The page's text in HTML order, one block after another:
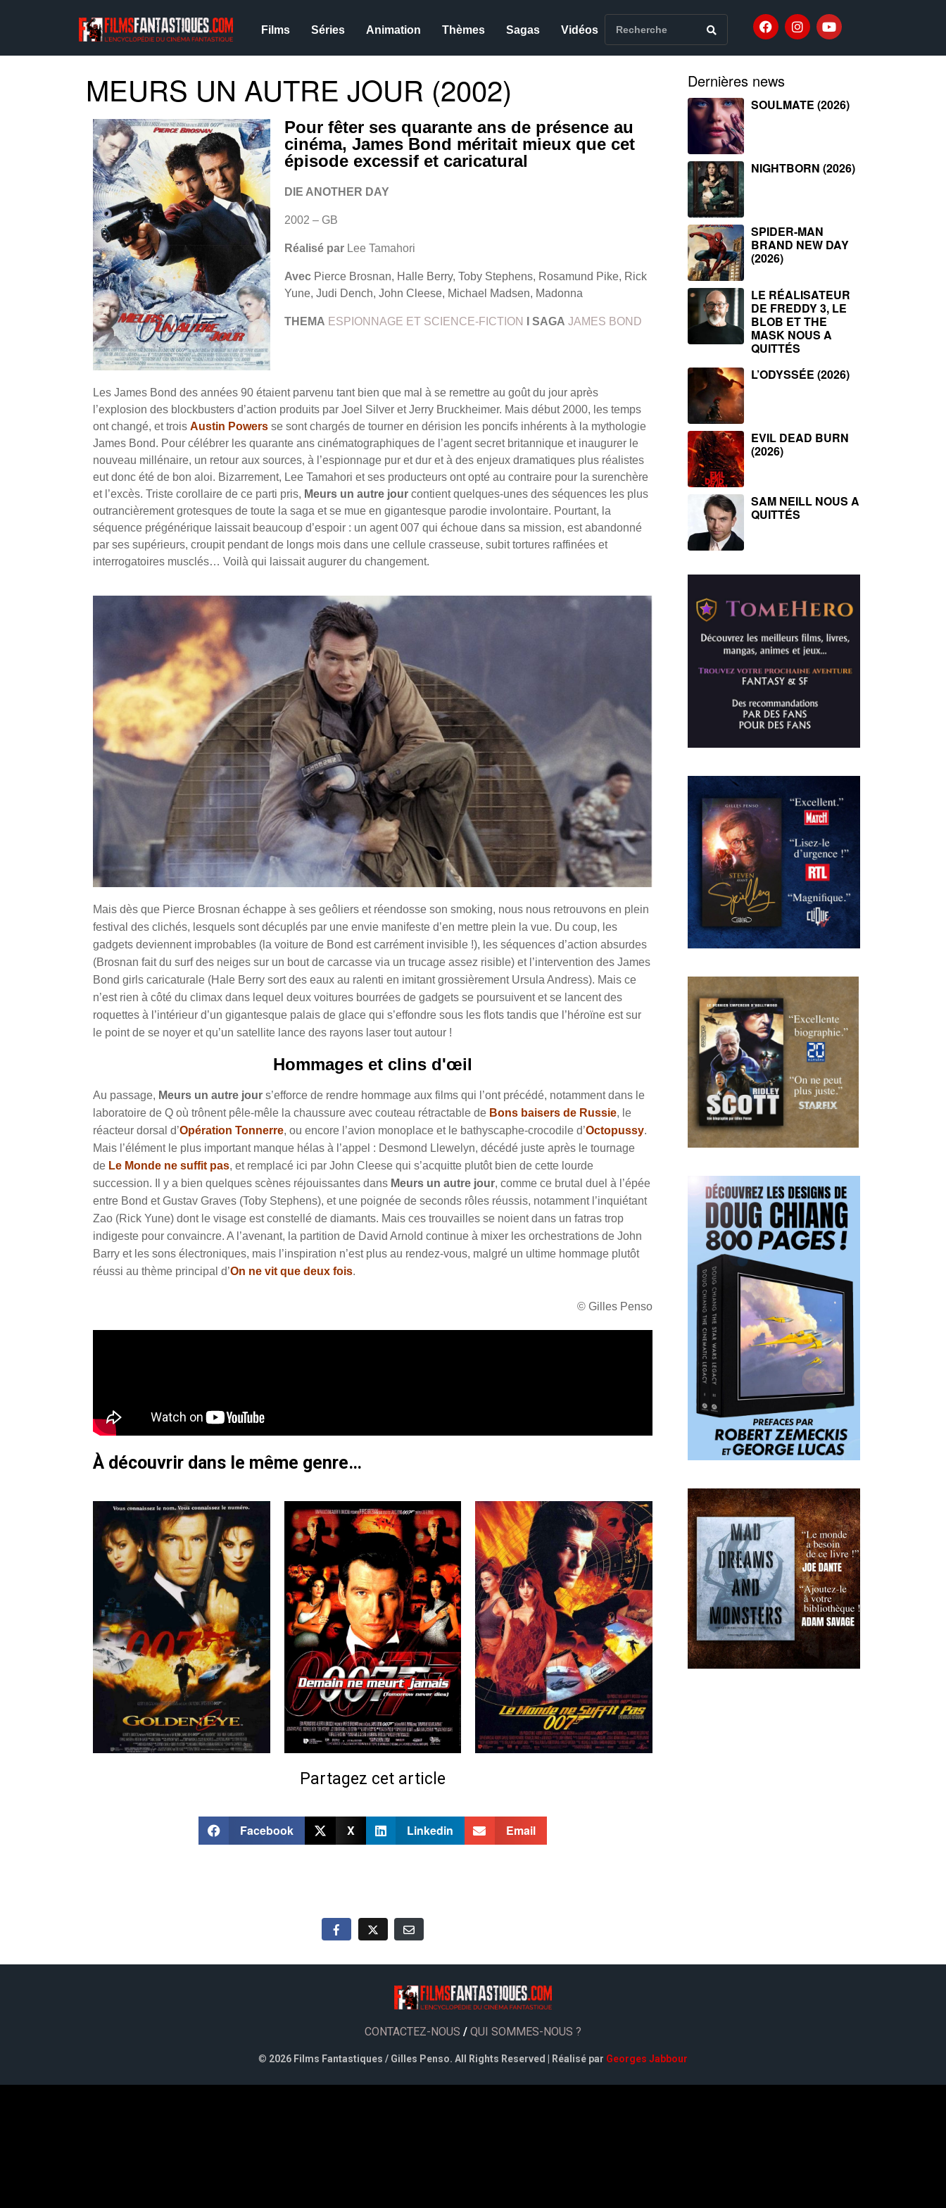
Films Séries Animation Thèmes Sagas Vidéos
MEURS UN AUTRE JOUR (2002)
Pour fêter ses quarante ans de présence au
cinéma, James Bond méritait mieux que cet
épisode excessif et caricatural
DIE ANOTHER DAY
2002 – GB
Réalisé par Lee Tamahori
Avec Pierce Brosnan, Halle Berry, Toby Stephens, Rosamund Pike, Rick
Yune, Judi Dench, John Cleese, Michael Madsen, Madonna
THEMA ESPIONNAGE ET SCIENCE-FICTION SAGA JAMES BOND
Les James Bond des années 90 étaient parvenu tant bien que mal à se remettre au goût du jour après
l’explosion des blockbusters d’action produits par Joel Silver et Jerry Bruckheimer. Mais début 2000, les temps
ont changé, et trois Austin Powers se sont chargés de tourner en dérision les poncifs inhérents à la mythologie
James Bond. Pour célébrer les quarante ans cinématographiques de l’agent secret britannique et inaugurer le
nouveau millénaire, un retour aux sources, à l’espionnage pur et dur et à des enjeux dramatiques plus réalistes
eut donc été de bon aloi. Bizarrement, Lee Tamahori et ses producteurs ont opté au contraire pour la surenchère
et l’excès. Triste corollaire de ce parti pris, Meurs un autre jour contient quelques-unes des séquences les plus
outrancièrement grotesques de toute la saga et se mue en gigantesque parodie involontaire. Pourtant, la
séquence prégénérique laissait beaucoup d’espoir : un agent 007 qui échoue dans sa mission, est abandonné
par ses supérieurs, croupit pendant de longs mois dans une cellule crasseuse, subit tortures raffinées et
interrogatoires musclés… Voilà qui laissait augurer du changement.
Mais dès que Pierce Brosnan échappe à ses geôliers et réendosse son smoking, nous nous retrouvons en plein
festival des clichés, lesquels sont décuplés par une envie manifeste d’en mettre plein la vue. Du coup, les
gadgets deviennent improbables (la voiture de Bond est carrément invisible !), les séquences d’action absurdes
(Brosnan fait du surf des neiges sur un bout de carcasse via un trucage assez risible) et l’intervention des James
Bond girls caricaturale (Hale Berry sort des eaux au ralenti en imitant grossièrement Ursula Andress). Mais ce
n’est rien à côté du climax dans lequel deux voitures bourrées de gadgets se poursuivent et se lancent des
roquettes à l’intérieur d’un gigantesque palais de glace qui s’effondre sous les flots tandis que l’héroïne est sur
le point de se noyer et qu’un satellite lance des rayons laser tout autour !
Hommages et clins d'œil
Au passage, Meurs un autre jour s’efforce de rendre hommage aux films qui l’ont précédé, notamment dans le
laboratoire de Q où trônent pêle-mêle la chaussure avec couteau rétractable de Bons baisers de Russie, le
réacteur dorsal d’Opération Tonnerre, ou encore l’avion monoplace et le bathyscaphe-crocodile d’Octopussy.
Mais l’élément le plus important manque hélas à l’appel : Desmond Llewelyn, décédé juste après le tournage
de Le Monde ne suffit pas, et remplacé ici par John Cleese qui s’acquitte plutôt bien de cette lourde
succession. Il y a bien quelques scènes réjouissantes dans Meurs un autre jour, comme ce brutal duel à l’épée
entre Bond et Gustav Graves (Toby Stephens), et une poignée de seconds rôles réussis, notamment l’inquiétant
Zao (Rick Yune) dont le visage est constellé de diamants. Mais ces trouvailles se noient dans un fatras trop
indigeste pour convaincre. A l’avenant, la partition de David Arnold continue à mixer les orchestrations de John
Barry et les sons électroniques, mais l’inspiration n’est plus au rendez-vous, malgré un ultime hommage plutôt
réussi au thème principal d’On ne vit que deux fois.
© Gilles Penso
À découvrir dans le même genre…
Partagez cet article
Facebook X Linkedin Email
Dernières news
SOULMATE (2026)
NIGHTBORN (2026)
SPIDER-MAN
BRAND NEW DAY
(2026)
LE RÉALISATEUR
DE FREDDY 3, LE
BLOB ET THE
MASK NOUS A
QUITTÉS
L’ODYSSÉE (2026)
EVIL DEAD BURN
(2026)
SAM NEILL NOUS A
QUITTÉS
CONTACTEZ-NOUS / QUI SOMMES-NOUS ?
© 2026 Films Fantastiques / Gilles Penso. All Rights Reserved | Réalisé par Georges Jabbour